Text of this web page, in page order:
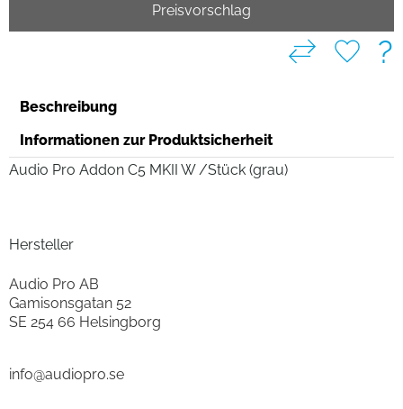
Preisvorschlag
?
Beschreibung
Informationen zur Produktsicherheit
Audio Pro Addon C5 MKII W /Stück (grau)
Hersteller
Audio Pro AB
Gamisonsgatan 52
SE 254 66 Helsingborg
info@audiopro.se